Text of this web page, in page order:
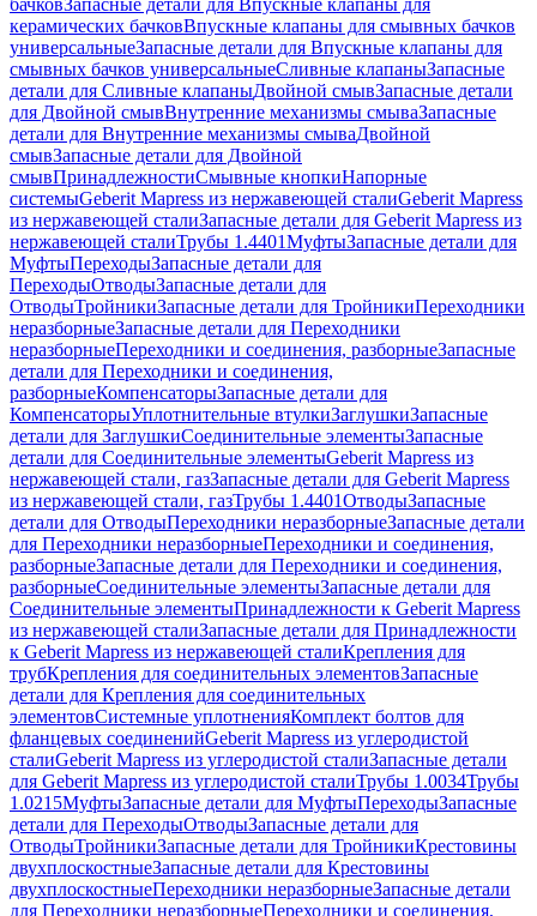
бачковЗапасные детали для Впускные клапаны для
керамических бачковВпускные клапаны для смывных бачков
универсальныеЗапасные детали для Впускные клапаны для
смывных бачков универсальныеСливные клапаныЗапасные
детали для Сливные клапаныДвойной смывЗапасные детали
для Двойной смывВнутренние механизмы смываЗапасные
детали для Внутренние механизмы смываДвойной
смывЗапасные детали для Двойной
смывПринадлежностиСмывные кнопкиНапорные
системыGeberit Mapress из нержавеющей сталиGeberit Mapress
из нержавеющей сталиЗапасные детали для Geberit Mapress из
нержавеющей сталиТрубы 1.4401МуфтыЗапасные детали для
МуфтыПереходыЗапасные детали для
ПереходыОтводыЗапасные детали для
ОтводыТройникиЗапасные детали для ТройникиПереходники
неразборныеЗапасные детали для Переходники
неразборныеПереходники и соединения, разборныеЗапасные
детали для Переходники и соединения,
разборныеКомпенсаторыЗапасные детали для
КомпенсаторыУплотнительные втулкиЗаглушкиЗапасные
детали для ЗаглушкиСоединительные элементыЗапасные
детали для Соединительные элементыGeberit Mapress из
нержавеющей стали, газЗапасные детали для Geberit Mapress
из нержавеющей стали, газТрубы 1.4401ОтводыЗапасные
детали для ОтводыПереходники неразборныеЗапасные детали
для Переходники неразборныеПереходники и соединения,
разборныеЗапасные детали для Переходники и соединения,
разборныеСоединительные элементыЗапасные детали для
Соединительные элементыПринадлежности к Geberit Mapress
из нержавеющей сталиЗапасные детали для Принадлежности
к Geberit Mapress из нержавеющей сталиКрепления для
трубКрепления для соединительных элементовЗапасные
детали для Крепления для соединительных
элементовСистемные уплотненияКомплект болтов для
фланцевых соединенийGeberit Mapress из углеродистой
сталиGeberit Mapress из углеродистой сталиЗапасные детали
для Geberit Mapress из углеродистой сталиТрубы 1.0034Трубы
1.0215МуфтыЗапасные детали для МуфтыПереходыЗапасные
детали для ПереходыОтводыЗапасные детали для
ОтводыТройникиЗапасные детали для ТройникиКрестовины
двухплоскостныеЗапасные детали для Крестовины
двухплоскостныеПереходники неразборныеЗапасные детали
для Переходники неразборныеПереходники и соединения,